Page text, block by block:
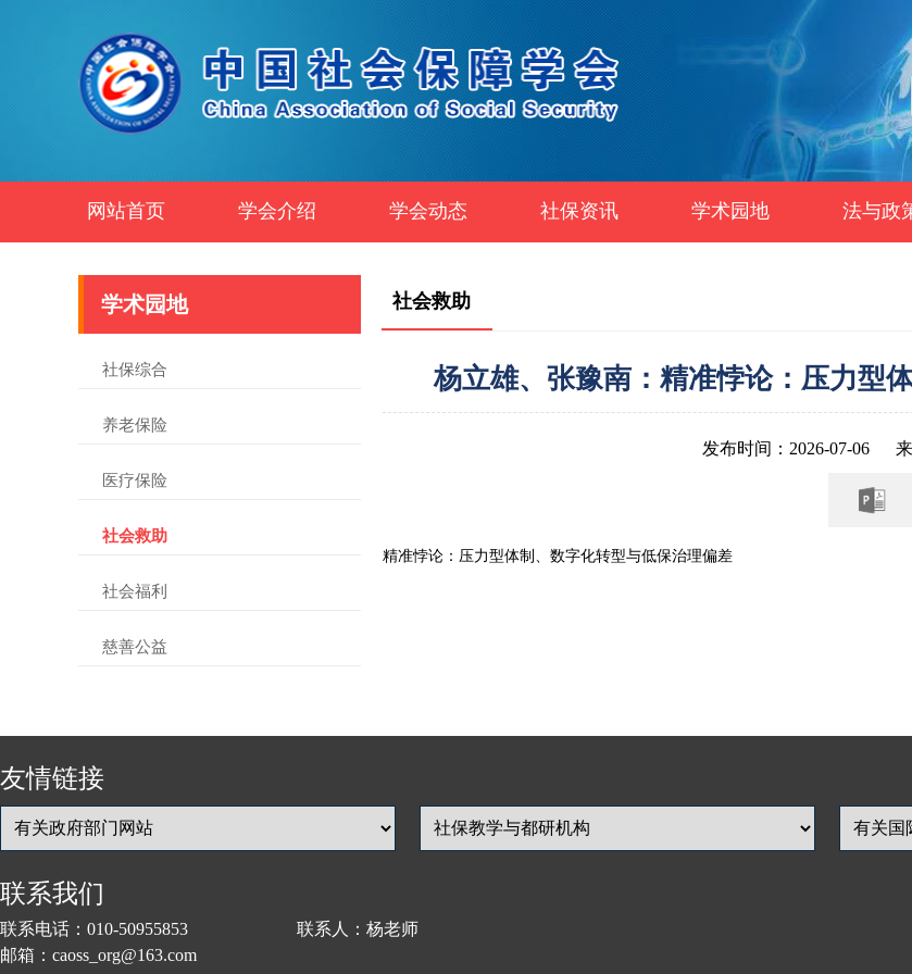
网站首页 学会介绍 学会动态 社保资讯 学术园地 法与政
学术园地
社保综合
养老保险
医疗保险
社会救助
社会福利
慈善公益
社会救助
杨立雄、张豫南：精准悖论：压力型
发布时间：2026-07-06
精准悖论：压力型体制、数字化转型与低保治理偏差
友情链接
联系我们
联系电话：010-50955853 联系人：杨老师
邮箱：caoss_org@163.com